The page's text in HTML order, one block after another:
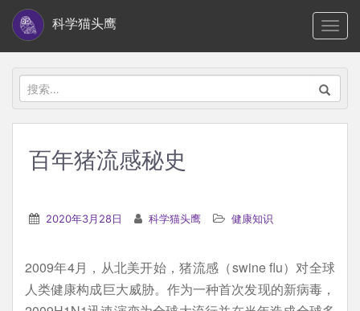
i
科学猫头鹰
搜
索：
百年猪流感秘史
2020年3月28日 科学猫头鹰 健康知识
2009年4月，从北美开始，猪流感（swine flu）对全球
人类健康构成巨大威胁。作为一种首次发现的新病毒，